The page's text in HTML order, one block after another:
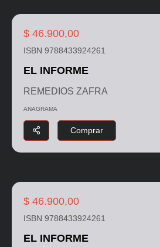
$ 46.900,00
ISBN 9788433924261
EL INFORME
REMEDIOS ZAFRA
ANAGRAMA
Comprar
$ 46.900,00
ISBN 9788433924261
EL INFORME